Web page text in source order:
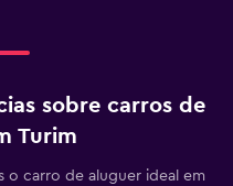
sobre carros de
Turim
o carro de aluguer ideal em